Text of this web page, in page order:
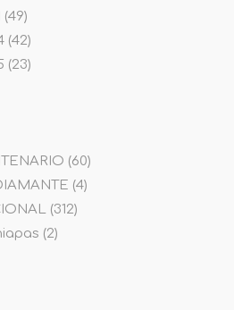
(49)
(42)
(23)
(60)
(4)
(312)
(2)